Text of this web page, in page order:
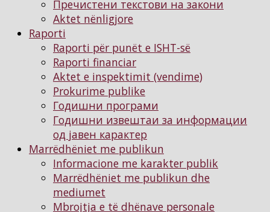
Пречистени текстови на закони
Aktet nënligjore
Raporti
Raporti për punët e ISHT-së
Raporti financiar
Aktet e inspektimit (vendime)
Prokurime publike
Годишни програми
Годишни извештаи за информации
од јавен карактер
Marrëdhëniet me publikun
Informacione me karakter publik
Marrëdhëniet me publikun dhe
mediumet
Mbrojtja e të dhënave personale